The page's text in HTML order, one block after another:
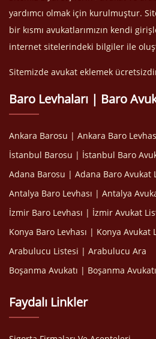
yardımcı olmak için kurulmuştur.
bir kısmı avukatlarımızın kendi
internet sitelerindeki bilgiler ile
Sitemizde avukat eklemek
Baro Levhaları | Baro
Ankara Barosu | Ankara Baro
İstanbul Barosu | İstanbul Baro
Adana Barosu | Adana Baro Avukat
Antalya Baro Levhası | Antalya
İzmir Baro Levhası | İzmir Avukat
Konya Baro Levhası | Konya Avukat
Arabulucu Listesi | Arabulucu Ara
Boşanma Avukatı | Boşanma Avukatı
Faydalı Linkler